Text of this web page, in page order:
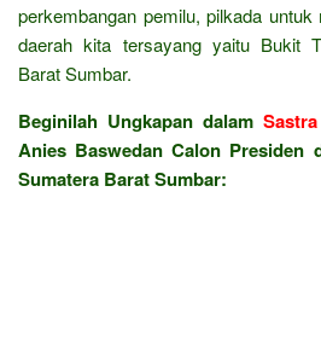
perkembangan pemilu, pilkada
daerah kita tersayang yaitu Bukit
Barat Sumbar.
Beginilah Ungkapan dalam Sastra
Anies Baswedan Calon
Sumatera Barat Sumbar: